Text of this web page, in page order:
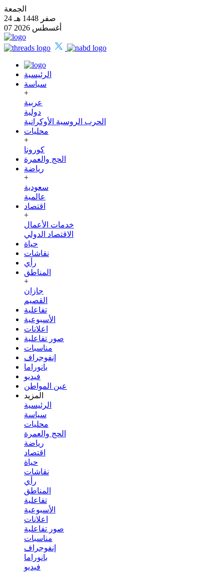
الجمعة
24 صفر 1448 هـ
07 أغسطس 2026
الرئيسية
سياسة
+
عربية
دولية
الحرب الروسية الأوكرانية
محليات
+
كورونا
الحج والعمرة
رياضة
+
سعودية
عالمية
اقتصاد
+
خدمات الأعمال
الاقتصاد الدولي
حياة
نقاشات
رأي
المناطق
+
جازان
القصيم
تفاعلية
الأسبوعية
اعلانات
صور تفاعلية
مناسبات
إنفوجراف
بانوراما
فيديو
عين المواطن
المزيد
الرئيسية
سياسة
محليات
الحج والعمرة
رياضة
اقتصاد
حياة
نقاشات
رأي
المناطق
تفاعلية
الأسبوعية
اعلانات
صور تفاعلية
مناسبات
إنفوجراف
بانوراما
فيديو